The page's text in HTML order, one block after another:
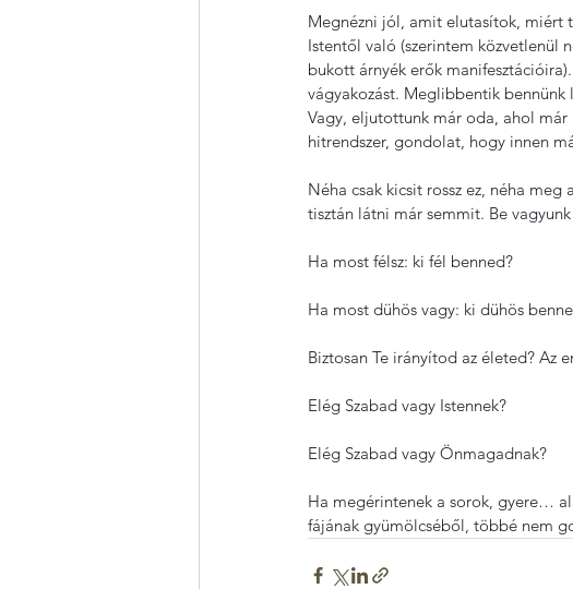
Megnézni jól, amit elutasítok, miért
Istentől való (szerintem közvetlenül
bukott árnyék erők
vágyakozást. Meglibbentik
Vagy, eljutottunk már oda, ahol
hitrendszer, gondolat, hogy innen
Néha csak kicsit rossz ez, néha
tisztán látni már semmit. Be
Ha most félsz: ki fél benned?
Ha most dühös vagy: ki dühös
Biztosan Te irányítod az életed?
Elég Szabad vagy Istennek?
Elég Szabad vagy Önmagadnak?
Ha megérintenek a sorok, gyere…
fájának gyümölcséből, többé nem